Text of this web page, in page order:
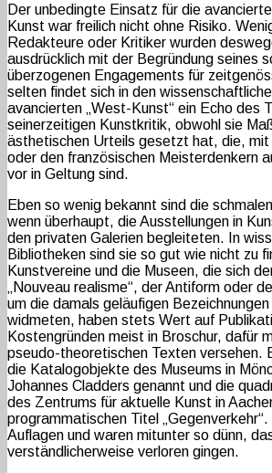
Der unbedingte Einsatz für die
Kunst war freilich nicht ohne Risiko.
Redakteure oder Kritiker wurden
ausdrücklich mit der Begründung seines
überzogenen Engagements für
selten findet sich in den
avancierten „West-Kunst“ ein Echo des
seinerzeitigen Kunstkritik, obwohl sie
ästhetischen Urteils gesetzt hat, die, mit
oder den französischen Meisterdenkern
vor in Geltung sind.
Eben so wenig bekannt sind die
wenn überhaupt, die Ausstellungen in
den privaten Galerien begleiteten. In
Bibliotheken sind sie so gut wie nicht zu
Kunstvereine und die Museen, die sich
„Nouveau realisme“, der Antiform oder
um die damals geläufigen
widmeten, haben stets Wert auf
Kostengründen meist in Broschur, dafür
pseudo-theoretischen Texten versehen.
die Katalogobjekte des Museums in
Johannes Cladders genannt und die
des Zentrums für aktuelle Kunst in
programmatischen Titel
Auflagen und waren mitunter so dünn,
verständlicherweise verloren gingen.